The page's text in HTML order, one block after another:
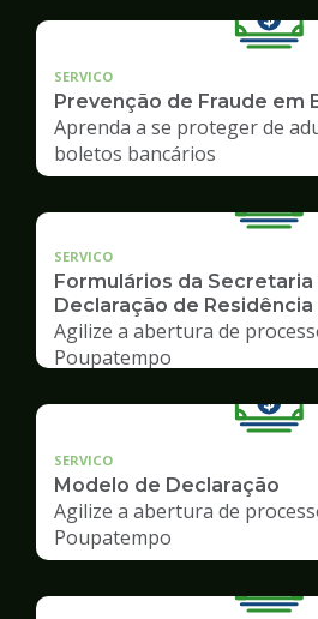
SERVICO
Prevenção de Fraude em
Aprenda a se proteger de
boletos bancários
SERVICO
Formulários da Secretaria
Declaração de
Agilize a abertura de
Poupatempo
SERVICO
Modelo de Declaração
Agilize a abertura de
Poupatempo